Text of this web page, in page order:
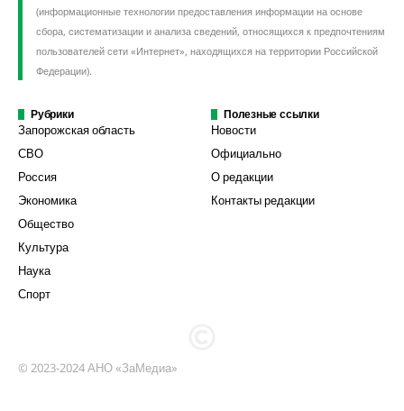
(информационные технологии предоставления информации на основе
сбора, систематизации и анализа сведений, относящихся к предпочтениям
пользователей сети «Интернет», находящихся на территории Российской
Федерации).
Рубрики
Запорожская область
СВО
Россия
Экономика
Общество
Культура
Наука
Спорт
Полезные ссылки
Новости
Официально
О редакции
Контакты редакции
© 2023-2024 АНО «ЗаМедиа»